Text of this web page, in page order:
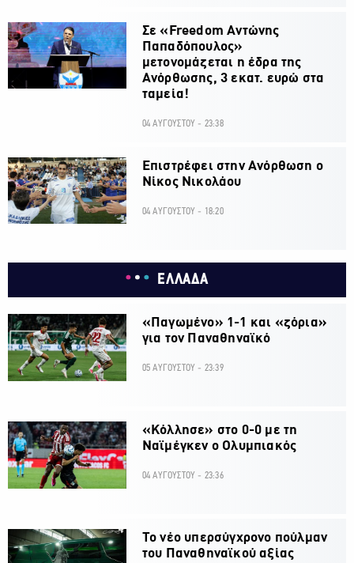
Σε «Freedom Αντώνης
Παπαδόπουλος»
μετονομάζεται η έδρα της
Ανόρθωσης, 3 εκατ. ευρώ στα
ταμεία!
04 ΑΥΓΟΥΣΤΟΥ - 23:38
Επιστρέφει στην Ανόρθωση ο
Νίκος Νικολάου
04 ΑΥΓΟΥΣΤΟΥ - 18:20
ΕΛΛΑΔΑ
«Παγωμένο» 1-1 και «ζόρια»
για τον Παναθηναϊκό
05 ΑΥΓΟΥΣΤΟΥ - 23:39
«Κόλλησε» στο 0-0 με τη
Ναϊμέγκεν ο Ολυμπιακός
04 ΑΥΓΟΥΣΤΟΥ - 23:36
Το νέο υπερσύγχρονο πούλμαν
του Παναθηναϊκού αξίας